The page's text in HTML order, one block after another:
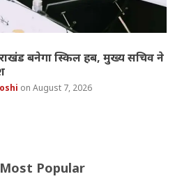
बनेगा स्किल हब, मुख्य सचिव ने
August 7, 2026
Most Popular